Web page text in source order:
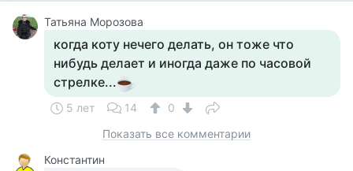
Татьяна Морозова
когда коту нечего делать, он тоже что
нибудь делает и иногда даже по часовой
стрелке...
5 лет 14
0
Показать все комментарии
Константин